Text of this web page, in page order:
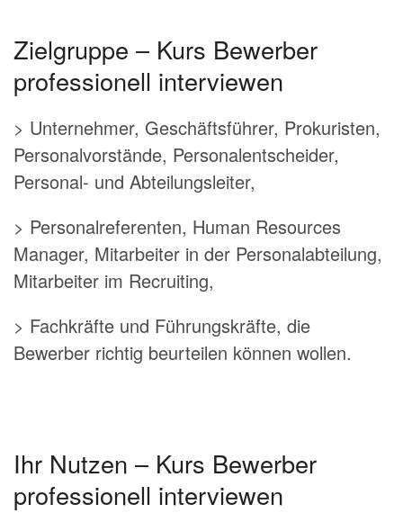
Zielgruppe – Kurs Bewerber
professionell interviewen
> Unternehmer, Geschäftsführer, Prokuristen,
Personalvorstände, Personalentscheider,
Personal- und Abteilungsleiter,
> Personalreferenten, Human Resources
Manager, Mitarbeiter in der Personalabteilung,
Mitarbeiter im Recruiting,
> Fachkräfte und Führungskräfte, die
Bewerber richtig beurteilen können wollen.
Ihr Nutzen – Kurs Bewerber
professionell interviewen